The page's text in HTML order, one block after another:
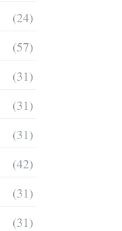
(24)
(57)
(31)
(31)
(31)
(42)
(31)
(31)